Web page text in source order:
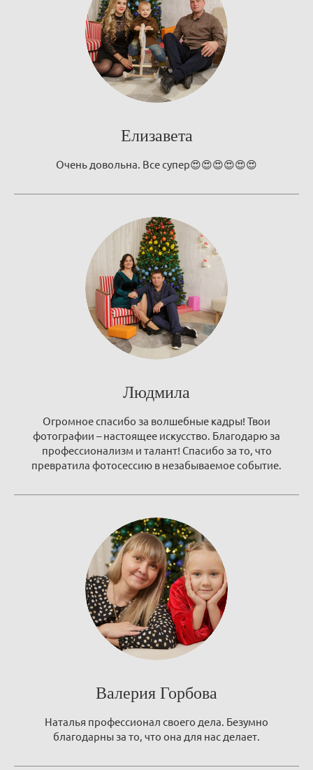
Елизавета
Очень довольна. Все супер😍😍😍😍😍😍
Людмила
Огромное спасибо за волшебные кадры! Твои
фотографии – настоящее искусство. Благодарю за
профессионализм и талант! Спасибо за то, что
превратила фотосессию в незабываемое событие.
Валерия Горбова
Наталья профессионал своего дела. Безумно
благодарны за то, что она для нас делает.